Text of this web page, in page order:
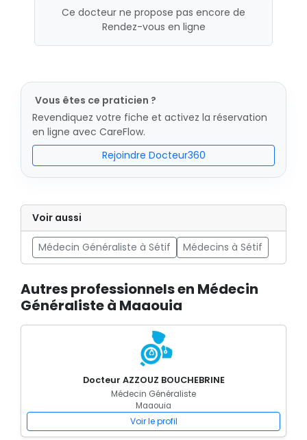
Ce docteur ne propose pas encore de
Rendez-vous en ligne
Vous êtes ce praticien ?
Revendiquez votre fiche et activez la réservation
en ligne avec CareFlow.
Rejoindre Docteur360
Voir aussi
Médecin Généraliste à Sétif Médecins à Sétif
Autres professionnels en Médecin
Généraliste à Maaouia
Docteur AZZOUZ BOUCHEBRINE
Médecin Généraliste
Maaouia
Voir le profil